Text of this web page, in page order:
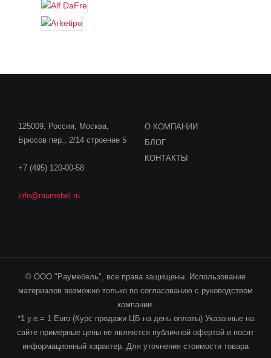
125009, Россия, Москва,
Брюсов пер., 2/14 строение 5
+7 (495) 120-00-58
info@raumebel.ru
О КОМПАНИИ
БЛОГ
КОНТАКТЫ
© ООО "Раумебель", все права защищены. Использование
материалов возможно только по согласованию с руководством
компании.
*1 у.е.= 1 Euro (Курс продажи ЦБ на день оплаты) Указанные на
сайте примерные цены не являются публичной офертой и носят
информационный характер. Для уточнения стоимости товара